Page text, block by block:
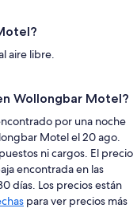
aire libre.
Wollongbar Motel?
por una noche
Motel el 20 ago.
ni cargos. El precio
encontrada en las
días. Los precios están
para ver precios más